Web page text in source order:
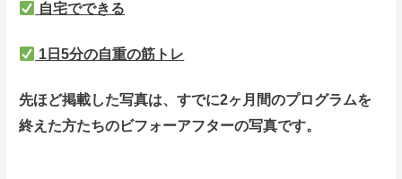
自宅でできる
1日5分の自重の筋トレ
先ほど掲載した写真は、すでに2ヶ月間のプログラムを
終えた方たちのビフォーアフターの写真です。